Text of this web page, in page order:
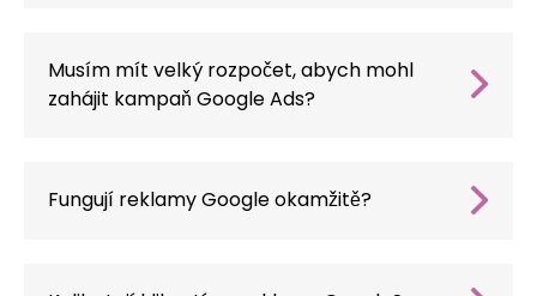
konkurenceschopnosti frází, umístění a
formátu reklamy.
Musím mít velký rozpočet, abych mohl
zahájit kampaň Google Ads?
nejlépe rozdělit finanční prostředky a vybrat
reklamní formát, který bude vyhovovat vašim
Fungují reklamy Google okamžitě?
zobrazují uživatelům podle nastaveného cílení.